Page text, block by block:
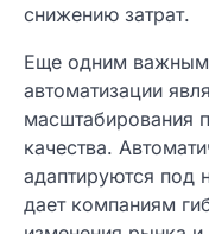
снижению затрат.
Еще одним
автоматизации
масштабирования
качества.
адаптируются под
дает компаниям